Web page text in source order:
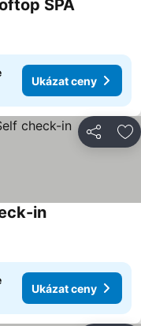
SPA
Ukázat ceny
Sdílet
in
Ukázat ceny